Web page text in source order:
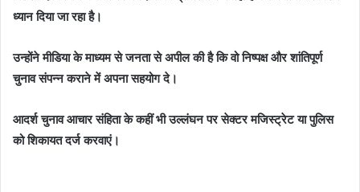
ध्यान दिया जा रहा है।
उन्होंने मीडिया के माध्यम से जनता से अपील की है कि वो निष्पक्ष और शांतिपूर्ण
चुनाव संपन्न कराने में अपना सहयोग दे।
आदर्श चुनाव आचार संहिता के कहीं भी उल्लंघन पर सेक्टर मजिस्ट्रेट या पुलिस
को शिकायत दर्ज करवाएं।